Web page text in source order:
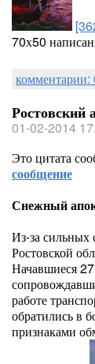
70х50
комментарии:
Ростовский
01-02-2014
Это цитата
сообщение
Снежный
Из-за сильных
Ростовской
Начавшиеся
работе
обратились в
признаками